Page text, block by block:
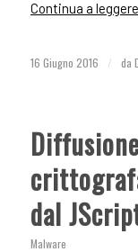
Continua a leggere
16 Giugno 2016 / da
dal
Malware